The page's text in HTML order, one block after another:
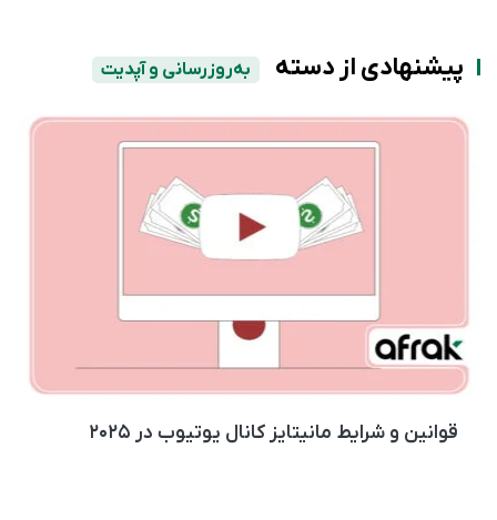
پیشنهادی از دسته به‌روزرسانی و آپدیت
قوانین و شرایط مانیتایز کانال یوتیوب در ۲۰۲۵